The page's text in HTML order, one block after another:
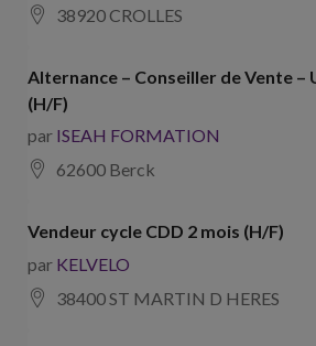
38920 CROLLES
Alternance – Conseiller de Vente –
(H/F)
par ISEAH FORMATION
62600 Berck
Vendeur cycle CDD 2 mois (H/F)
par KELVELO
38400 ST MARTIN D HERES